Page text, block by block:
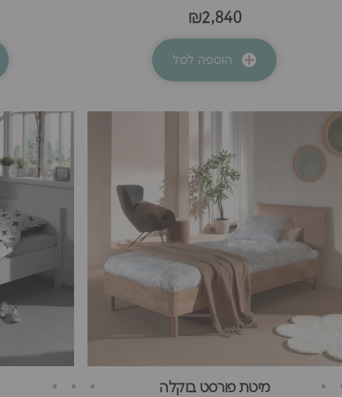
₪2,840
הוספה לסל
מיטת פורסט בוקלה